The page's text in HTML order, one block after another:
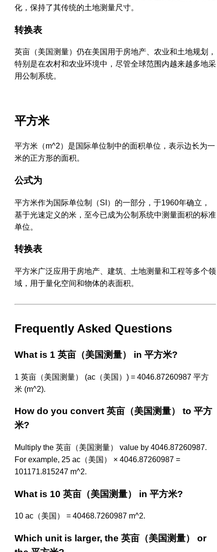
化，保持了其传统的土地测量尺寸。
转换表
英亩（美国测量）仍在美国用于房地产、农业和土地规划，
特别是在农村和农业环境中，尽管全球范围内越来越多地采
用公制系统。
平方米
平方米（m^2）是国际单位制中的面积单位，表示边长为一
米的正方形的面积。
公式为
平方米作为国际单位制（SI）的一部分，于1960年确立，
基于光速定义的米，至今已成为公制系统中测量面积的标准
单位。
转换表
平方米广泛应用于房地产、建筑、土地测量和工程等多个领
域，用于量化空间和物体的表面积。
Frequently Asked Questions
What is 1 英亩（美国测量） in 平方米?
1 英亩（美国测量） (ac（美国）) = 4046.87260987 平方
米 (m^2).
How do you convert 英亩（美国测量） to 平方
米?
Multiply the 英亩（美国测量） value by 4046.87260987.
For example, 25 ac（美国） × 4046.87260987 =
101171.815247 m^2.
What is 10 英亩（美国测量） in 平方米?
10 ac（美国） = 40468.7260987 m^2.
Which unit is larger, the 英亩（美国测量） or